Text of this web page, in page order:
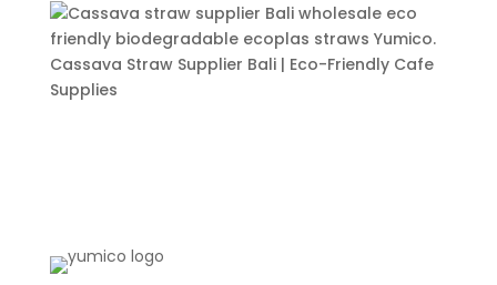
Cassava Straw Supplier Bali | Eco-Friendly Cafe
Supplies